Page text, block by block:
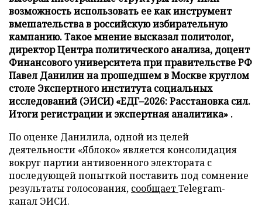
возможность использовать ее как инструмент
вмешательства в российскую избирательную
кампанию. Такое мнение высказал политолог,
директор Центра политического анализа, доцент
Финансового университета при правительстве РФ
Павел Данилин на прошедшем в Москве круглом
столе Экспертного института социальных
исследований (ЭИСИ) «ЕДГ–2026: Расстановка сил.
Итоги регистрации и экспертная аналитика» .
По оценке Данилила, одной из целей
деятельности «Яблоко» является консолидация
вокруг партии антивоенного электората с
последующей попыткой поставить под сомнение
результаты голосования, сообщаетTelegram-
канал ЭИСИ.